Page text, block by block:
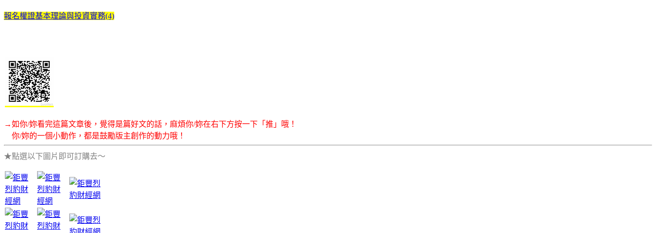
報名權證基本理論與投資實務(4)
→如你/妳看完這篇文章後，覺得是篇好文的話，麻煩你/妳在右下方按一下「推」哦！
你/妳的一個小動作，都是鼓勵版主創作的動力哦！
★點選以下圖片即可訂購去～